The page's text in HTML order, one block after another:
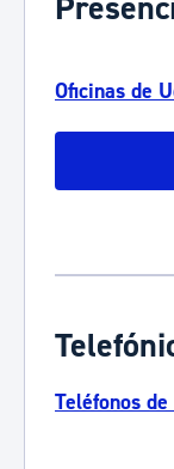
Oficinas de
Teléfonos